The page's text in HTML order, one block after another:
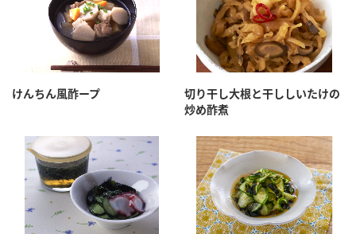
けんちん風酢ープ
切り干し大根と干ししいたけの
炒め酢煮